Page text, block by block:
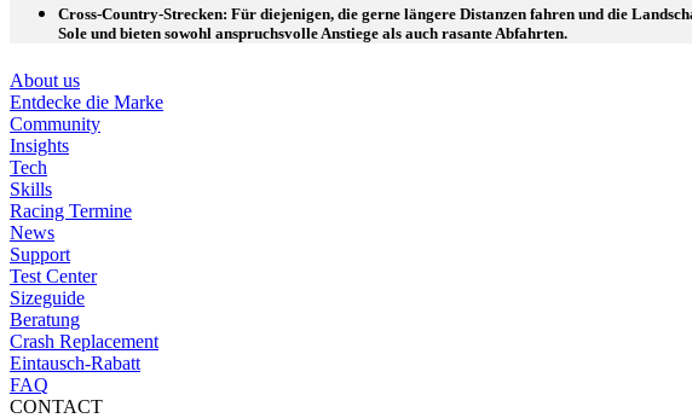
Cross-Country-Strecken: Für diejenigen, die gerne längere Distanzen fahren und die
Sole und bieten sowohl anspruchsvolle Anstiege als auch rasante Abfahrten.
About us
Entdecke die Marke
Community
Insights
Tech
Skills
Racing Termine
News
Support
Test Center
Sizeguide
Beratung
Crash Replacement
Eintausch-Rabatt
FAQ
CONTACT